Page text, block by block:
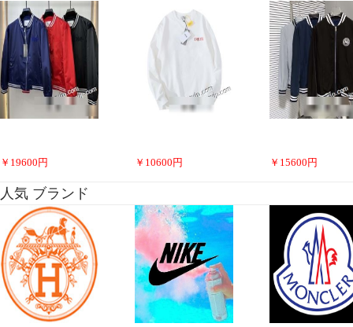
￥ 19600 円 ￥ 10600 円 ￥ 15600 円
人気 ブランド